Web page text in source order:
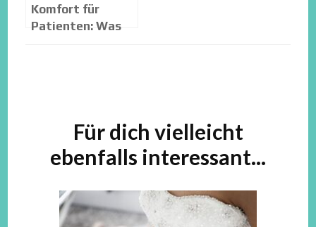
Komfort für
Patienten: Was
Beitragsnavigation
Für dich vielleicht
ebenfalls interessant...